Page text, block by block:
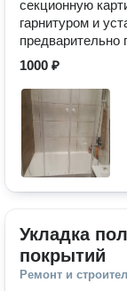
секционную
гарнитуром и
предварительно
1000 ₽
Укладка
покрытий
Ремонт и